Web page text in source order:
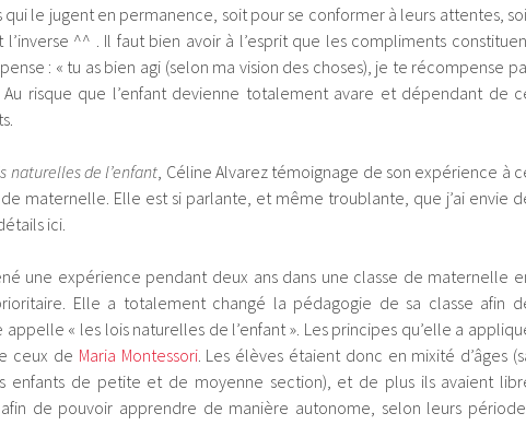
le jugent en permanence, soit pour se conformer à leurs attentes,
^^ . Il faut bien avoir à l’esprit que les compliments
: « tu as bien agi (selon ma vision des choses), je te récompense
risque que l’enfant devienne totalement avare et dépendant de
naturelles de l’enfant , Céline Alvarez témoignage de son expérience à
de maternelle. Elle est si parlante, et même troublante, que j’ai envie
ici.
une expérience pendant deux ans dans une classe de maternelle
Elle a totalement changé la pédagogie de sa classe afin
« les lois naturelles de l’enfant ». Les principes qu’elle a
ceux de Maria Montessori. Les élèves étaient donc en mixité d’âges
enfants de petite et de moyenne section), et de plus ils avaient
de pouvoir apprendre de manière autonome, selon leurs